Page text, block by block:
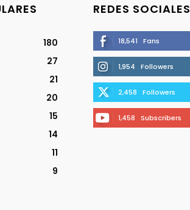
180
27
21
20
15
14
11
9
REDES SOCIALES
18,541 Fans
1,954 Followers
2,458 Followers
1,458 Subscribers